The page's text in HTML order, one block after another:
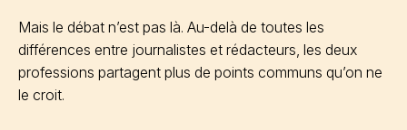
Mais le débat n’est pas là. Au-delà de toutes les
différences entre journalistes et rédacteurs, les deux
professions partagent plus de points communs qu’on ne
le croit.